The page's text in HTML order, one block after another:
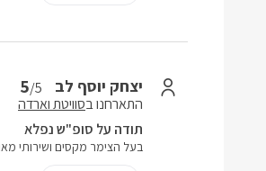
יצחק יוסף לב 5/5
התארחנו בסוויטת וארדה
תודה על סופ"ש נפלא
בעל הצימר מקסים ושירותי